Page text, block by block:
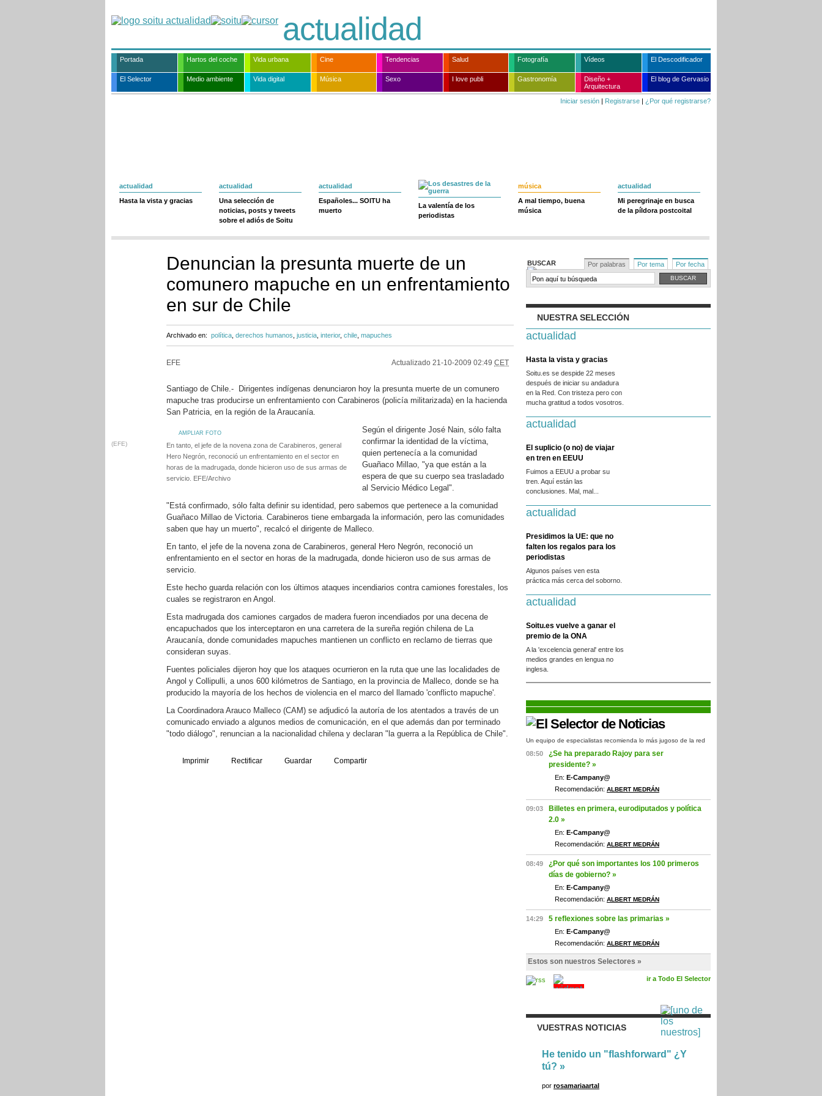
actualidad
Portada Hartos del coche Vida urbana Cine Tendencias Salud Fotografía Vídeos El Descodificador
El Selector Medio ambiente Vida digital Música Sexo I love publi Gastronomía
Diseño +
Arquitectura
El blog de Gervasio
Iniciar sesión | Registrarse | ¿Por qué registrarse?
actualidad
Hasta la vista y gracias
actualidad
Una selección de
noticias, posts y tweets
sobre el adiós de Soitu
actualidad
Españoles... SOITU ha
muerto
La valentía de los
periodistas
música
A mal tiempo, buena
música
actualidad
Mi peregrinaje en busca
de la píldora postcoital
Denuncian la presunta muerte de un
comunero mapuche en un enfrentamiento
en sur de Chile
Archivado en: política derechos humanos justicia interior, chile mapuches
EFE Actualizado 21-10-2009 02:49 CET
Santiago de Chile.- Dirigentes indígenas denunciaron hoy la presunta muerte de un comunero
mapuche tras producirse un enfrentamiento con Carabineros (policía militarizada) en la hacienda
San Patricia, en la región de la Araucanía.
AMPLIAR FOTO
(EFE)
En tanto, el jefe de la novena zona de Carabineros, general
Hero Negrón, reconoció un enfrentamiento en el sector en
horas de la madrugada, donde hicieron uso de sus armas de
servicio. EFE/Archivo
Según el dirigente José Nain, sólo falta
confirmar la identidad de la víctima,
quien pertenecía a la comunidad
Guañaco Millao, "ya que están a la
espera de que su cuerpo sea trasladado
al Servicio Médico Legal".
"Está confirmado, sólo falta definir su identidad, pero sabemos que pertenece a la comunidad
Guañaco Millao de Victoria. Carabineros tiene embargada la información, pero las comunidades
saben que hay un muerto", recalcó el dirigente de Malleco.
En tanto, el jefe de la novena zona de Carabineros, general Hero Negrón, reconoció un
enfrentamiento en el sector en horas de la madrugada, donde hicieron uso de sus armas de
servicio.
Este hecho guarda relación con los últimos ataques incendiarios contra camiones forestales, los
cuales se registraron en Angol.
Esta madrugada dos camiones cargados de madera fueron incendiados por una decena de
encapuchados que los interceptaron en una carretera de la sureña región chilena de La
Araucanía, donde comunidades mapuches mantienen un conflicto en reclamo de tierras que
consideran suyas.
Fuentes policiales dijeron hoy que los ataques ocurrieron en la ruta que une las localidades de
Angol y Collipulli, a unos 600 kilómetros de Santiago, en la provincia de Malleco, donde se ha
producido la mayoría de los hechos de violencia en el marco del llamado 'conflicto mapuche'.
La Coordinadora Arauco Malleco (CAM) se adjudicó la autoría de los atentados a través de un
comunicado enviado a algunos medios de comunicación, en el que además dan por terminado
"todo diálogo", renuncian a la nacionalidad chilena y declaran "la guerra a la República de Chile".
Imprimir Rectificar Guardar Compartir
BUSCAR Por palabras Por tema Por fecha
NUESTRA SELECCIÓN
actualidad
Hasta la vista y gracias
Soitu.es se despide 22 meses
después de iniciar su andadura
en la Red. Con tristeza pero con
mucha gratitud a todos vosotros.
actualidad
El suplicio (o no) de viajar
en tren en EEUU
Fuimos a EEUU a probar su
tren. Aquí están las
conclusiones. Mal, mal...
actualidad
Presidimos la UE: que no
falten los regalos para los
periodistas
Algunos países ven esta
práctica más cerca del soborno.
actualidad
Soitu.es vuelve a ganar el
premio de la ONA
A la 'excelencia general' entre los
medios grandes en lengua no
inglesa.
Un equipo de especialistas recomienda lo más jugoso de la red
08:50
¿Se ha preparado Rajoy para ser
presidente? »
En: E-Campany@
Recomendación: ALBERT MEDRÁN
09:03
Billetes en primera, eurodiputados y política
2.0 »
En: E-Campany@
Recomendación: ALBERT MEDRÁN
08:49
¿Por qué son importantes los 100 primeros
días de gobierno? »
En: E-Campany@
Recomendación: ALBERT MEDRÁN
14:29 5 reflexiones sobre las primarias »
En: E-Campany@
Recomendación: ALBERT MEDRÁN
Estos son nuestros Selectores »
ir a Todo El Selector
VUESTRAS NOTICIAS
He tenido un "flashforward" ¿Y
tú? »
por rosamariaartal